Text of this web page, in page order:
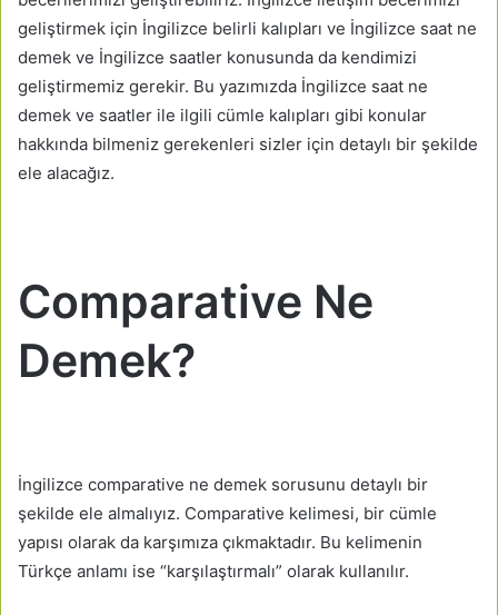
geliştirmek için İngilizce belirli kalıpları ve İngilizce saat ne
demek ve İngilizce saatler konusunda da kendimizi
geliştirmemiz gerekir. Bu yazımızda İngilizce saat ne
demek ve saatler ile ilgili cümle kalıpları gibi konular
hakkında bilmeniz gerekenleri sizler için detaylı bir şekilde
ele alacağız.
Comparative Ne
Demek?
İngilizce comparative ne demek sorusunu detaylı bir
şekilde ele almalıyız. Comparative kelimesi, bir cümle
yapısı olarak da karşımıza çıkmaktadır. Bu kelimenin
Türkçe anlamı ise “karşılaştırmalı” olarak kullanılır.